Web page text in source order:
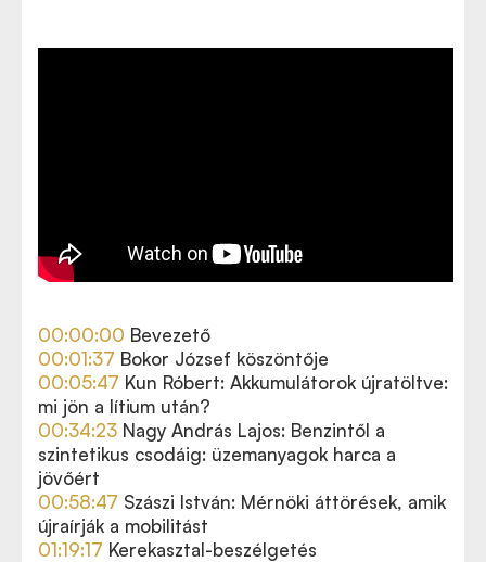
00:00:00 Bevezető
00:01:37 Bokor József köszöntője
00:05:47 Kun Róbert: Akkumulátorok újratöltve:
mi jön a lítium után?
00:34:23 Nagy András Lajos: Benzintől a
szintetikus csodáig: üzemanyagok harca a
jövőért
00:58:47 Szászi István: Mérnöki áttörések, amik
újraírják a mobilitást
01:19:17 Kerekasztal-beszélgetés